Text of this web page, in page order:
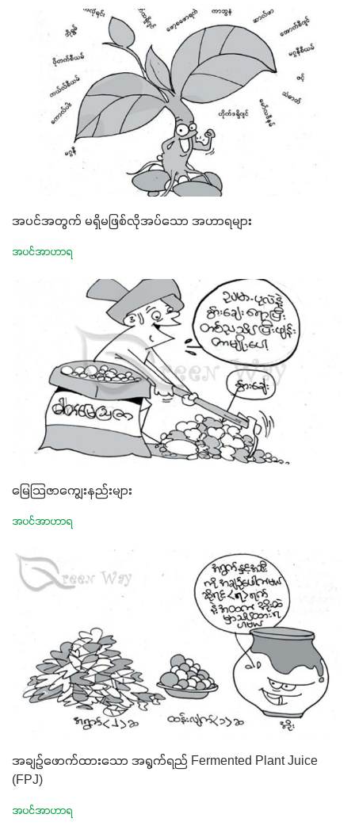
အပင်အတွက် မရှိမဖြစ်လိုအပ်သော အဟာရများ
အပင်အာဟာရ
မြေသြဇာကျွေးနည်းများ
အပင်အာဟာရ
အချဉ်ဖောက်ထားသော အရွက်ရည် Fermented Plant Juice
(FPJ)
အပင်အာဟာရ